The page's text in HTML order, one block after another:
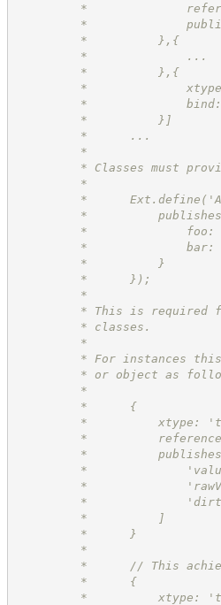
*
*
*          },{
*              ...
*          },{
*
*              bind:
*          }]
*      ...
*
* Classes must provide
*
*
*
*              foo:
*              bar:
*          }
*      });
*
* This is required for
* classes.
*
* For instances this value
* or object as
*
*      {
*          xtype:
*          reference:
*
*
*
*
*          ]
*      }
*
*      // This achieves
*      {
*          xtype: